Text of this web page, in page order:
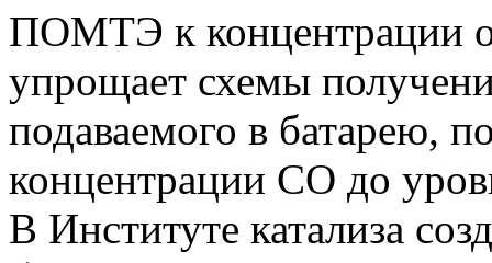
ПОМТЭ к концентрации
упрощает схемы
подаваемого в батарею,
концентрации СО до
В Институте катализа